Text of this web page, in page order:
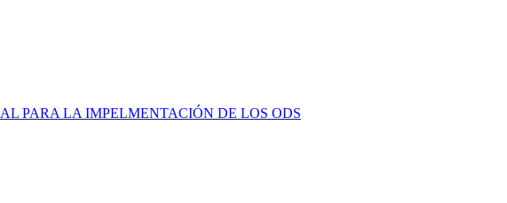
PARA LA IMPELMENTACIÓN DE LOS ODS